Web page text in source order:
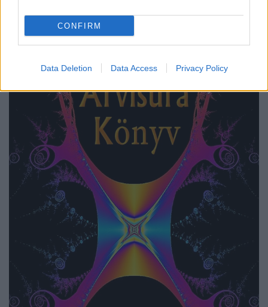
CONFIRM
Data Deletion Data Access Privacy Policy
homo_ludens•2015. szeptember 02.
A kollektív tudatalatti virtuális szervere: az Arvisura